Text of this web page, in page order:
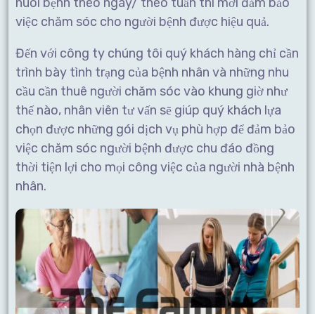
việc chăm sóc cho người bệnh được hiệu quả.
Đến với công ty chúng tôi quý khách hàng chỉ cần
trình bày tình trạng của bệnh nhân và những nhu
cầu cần thuê người chăm sóc vào khung giờ như
thế nào, nhân viên tư vấn sẽ giúp quý khách lựa
chọn được những gói dịch vụ phù hợp để đảm bảo
việc chăm sóc người bệnh được chu đáo đồng
thời tiện lợi cho mọi công việc của người nhà bệnh
nhân.